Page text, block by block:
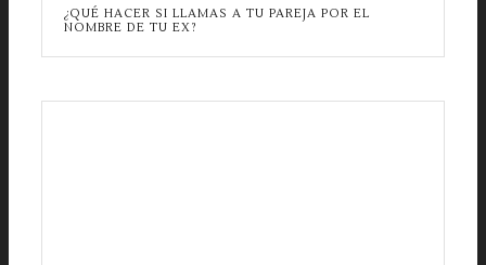
¿QUÉ HACER SI LLAMAS A TU PAREJA POR EL
NOMBRE DE TU EX?